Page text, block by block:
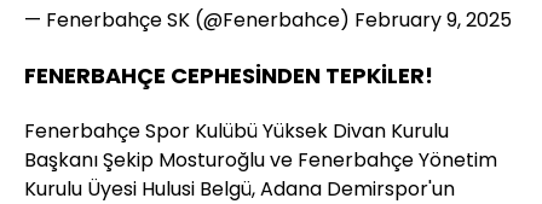
— Fenerbahçe SK (@Fenerbahce) February 9, 2025
FENERBAHÇE CEPHESİNDEN TEPKİLER!
Fenerbahçe Spor Kulübü Yüksek Divan Kurulu
Başkanı Şekip Mosturoğlu ve Fenerbahçe Yönetim
Kurulu Üyesi Hulusi Belgü, Adana Demirspor'un